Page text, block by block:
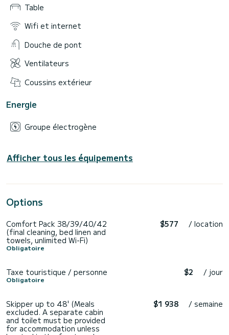
Table
Wifi et internet
Douche de pont
Ventilateurs
Coussins extérieur
Energie
Groupe électrogène
Afficher tous les équipements
Options
Comfort Pack 38/39/40/42
(final cleaning, bed linen and
towels, unlimited Wi-Fi)
Obligatoire
$577 / location
Taxe touristique / personne
Obligatoire
$2 / jour
Skipper up to 48' (Meals
excluded. A separate cabin
and toilet must be provided
for accommodation unless
$1 938 / semaine